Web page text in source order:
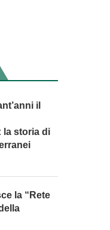
il
la storia di
la “Rete